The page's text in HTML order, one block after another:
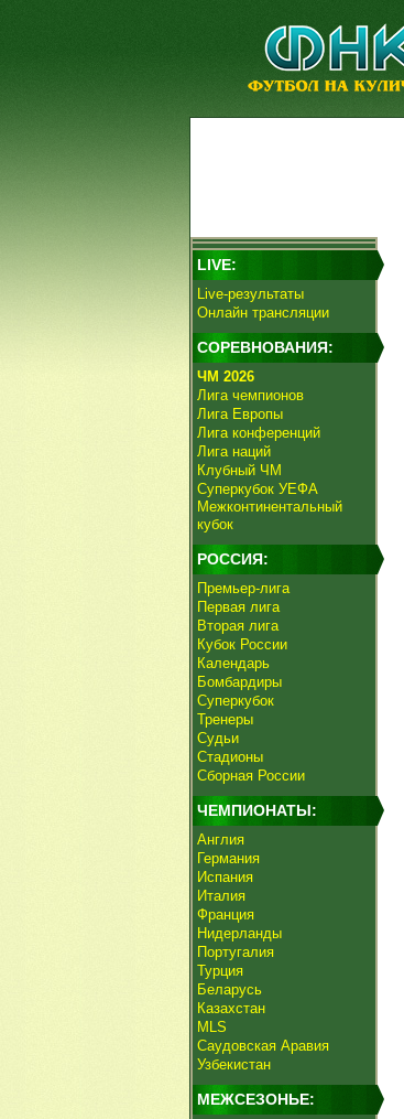
LIVE:
Live-результаты
Онлайн трансляции
СОРЕВНОВАНИЯ:
ЧМ 2026
Лига чемпионов
Лига Европы
Лига конференций
Лига наций
Клубный ЧМ
Суперкубок УЕФА
Межконтинентальный
кубок
РОССИЯ:
Премьер-лига
Первая лига
Вторая лига
Кубок России
Календарь
Бомбардиры
Суперкубок
Тренеры
Судьи
Стадионы
Сборная России
ЧЕМПИОНАТЫ:
Англия
Германия
Испания
Италия
Франция
Нидерланды
Португалия
Турция
Беларусь
Казахстан
MLS
Саудовская Аравия
Узбекистан
МЕЖСЕЗОНЬЕ: